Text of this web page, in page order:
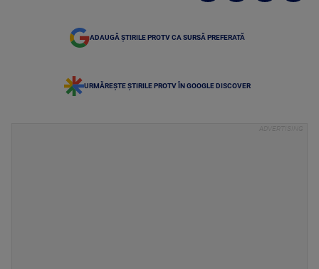
ADAUGĂ ȘTIRILE PROTV CA SURSĂ PREFERATĂ
URMĂREȘTE ȘTIRILE PROTV ÎN GOOGLE DISCOVER